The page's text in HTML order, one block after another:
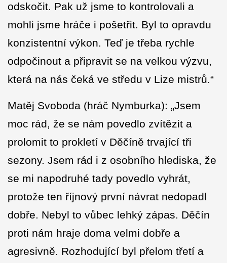
odskočit. Pak už jsme to kontrolovali a
mohli jsme hráče i pošetřit. Byl to opravdu
konzistentní výkon. Teď je třeba rychle
odpočinout a připravit se na velkou výzvu,
která na nás čeká ve středu v Lize mistrů.“
Matěj Svoboda (hráč Nymburka): „Jsem
moc rád, že se nám povedlo zvítězit a
prolomit to prokletí v Děčíně trvající tři
sezony. Jsem rád i z osobního hlediska, že
se mi napodruhé tady povedlo vyhrát,
protože ten říjnový první návrat nedopadl
dobře. Nebyl to vůbec lehký zápas. Děčín
proti nám hraje doma velmi dobře a
agresivně. Rozhodující byl přelom třetí a